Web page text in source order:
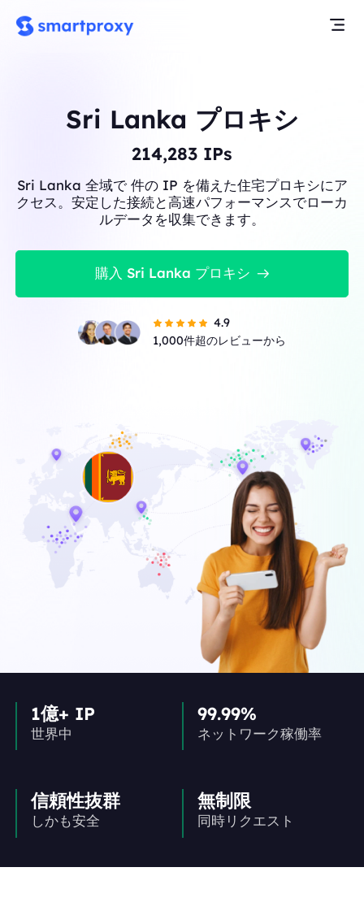
Sri Lanka プロキシ
214,283 IPs
Sri Lanka 全域で 件の IP を備えた住宅プロキシにア
クセス。安定した接続と高速パフォーマンスでローカ
ルデータを収集できます。
購入 Sri Lanka プロキシ
4.9
1,000件超のレビューから
1億+ IP
世界中
99.99%
ネットワーク稼働率
信頼性抜群
しかも安全
無制限
同時リクエスト